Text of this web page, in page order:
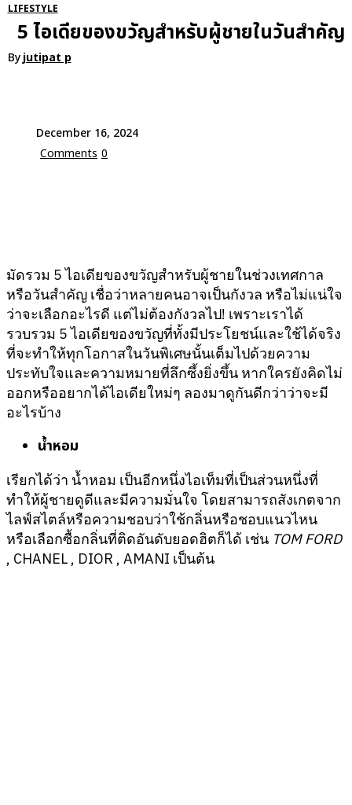
December 16, 2024
Comments 0
LIFESTYLE
5 ไอเดียของขวัญสำหรับผู้ชายในวันสำคัญ
By jutipat p
มัดรวม 5 ไอเดียของขวัญสำหรับผู้ชายในช่วงเทศกาล
หรือวันสำคัญ เชื่อว่าหลายคนอาจเป็นกังวล หรือไม่แน่ใจ
ว่าจะเลือกอะไรดี แต่ไม่ต้องกังวลไป! เพราะเราได้
รวบรวม 5 ไอเดียของขวัญที่ทั้งมีประโยชน์และใช้ได้จริง
ที่จะทำให้ทุกโอกาสในวันพิเศษนั้นเต็มไปด้วยความ
ประทับใจและความหมายที่ลึกซึ้งยิ่งขึ้น หากใครยังคิดไม่
ออกหรืออยากได้ไอเดียใหม่ๆ ลองมาดูกันดีกว่าว่าจะมี
อะไรบ้าง
น้ำหอม
เรียกได้ว่า น้ำหอม เป็นอีกหนึ่งไอเท็มที่เป็นส่วนหนึ่งที่
ทำให้ผู้ชายดูดีและมีความมั่นใจ โดยสามารถสังเกตจาก
ไลฟ์สไตล์หรือความชอบว่าใช้กลิ่นหรือชอบแนวไหน
หรือเลือกซื้อกลิ่นที่ติดอันดับยอดฮิตก็ได้ เช่น TOM FORD
, CHANEL , DIOR , AMANI เป็นต้น